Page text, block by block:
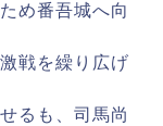
め番吾城へ向
戦を繰り広げ
るも、司馬尚